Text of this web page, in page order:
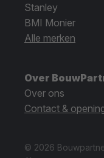
Stanley
BMI Monier
Alle merken
Over
Over ons
Contact &
© 2026